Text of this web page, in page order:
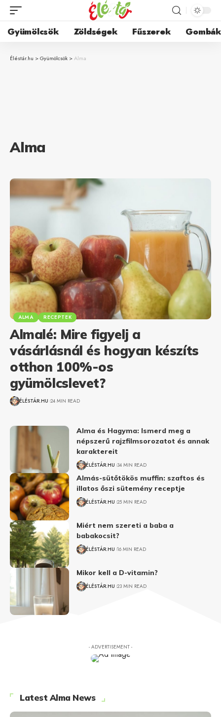
Gyümölcsök Zöldségek Fűszerek Gombák
Éléstár.hu >Gyümölcsök >Alma
Alma
ALMA RECEPTEK
Almalé: Mire figyelj a
vásárlásnál és hogyan készíts
otthon 100%-os
gyümölcslevet?
ÉLÉSTÁR.HU 24 MIN READ
Alma és Hagyma: Ismerd meg a
népszerű rajzfilmsorozatot és annak
karaktereit
ÉLÉSTÁR.HU 34 MIN READ
Almás-sütőtökös muffin: szaftos és
illatos őszi sütemény receptje
ÉLÉSTÁR.HU 25 MIN READ
Miért nem szereti a baba a
babakocsit?
ÉLÉSTÁR.HU 16 MIN READ
Mikor kell a D-vitamin?
ÉLÉSTÁR.HU 23 MIN READ
- ADVERTISEMENT -
Latest Alma News